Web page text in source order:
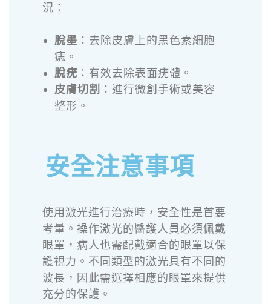
況：
脫墨 ：去除皮膚上的黑色素細胞
痣。
脫疣 ：有效去除表面疣體。
皮膚切割 ：進行微創手術或美容
整形。
安全注意事項
使用激光進行治療時，安全性是首要
考量。操作激光的醫護人員必須佩戴
眼罩，病人也需配戴適合的眼罩以保
護視力。不同類型的激光具有不同的
波長，因此需選擇相應的眼罩來提供
充分的保護。